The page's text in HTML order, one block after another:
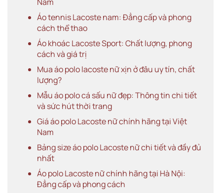
Áo tennis Lacoste nam: Đẳng cấp và phong
cách thể thao
Áo khoác Lacoste Sport: Chất lượng, phong
cách và giá trị
Mua áo polo lacoste nữ xịn ở đâu uy tín, chất
lượng?
Mẫu áo polo cá sấu nữ đẹp: Thông tin chi tiết
và sức hút thời trang
Giá áo polo Lacoste nữ chính hãng tại Việt
Nam
Bảng size áo polo Lacoste nữ chi tiết và đầy đủ
nhất
Áo polo Lacoste nữ chính hãng tại Hà Nội:
Đẳng cấp và phong cách